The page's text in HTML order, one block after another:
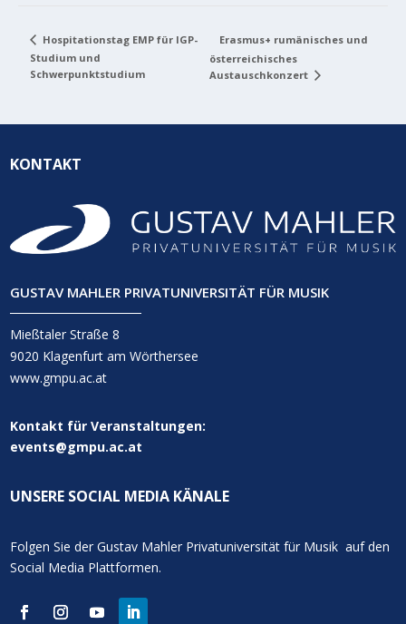
Hospitationstag EMP für IGP-
Studium und
Schwerpunktstudium
Erasmus+ rumänisches und
österreichisches
Austauschkonzert
KONTAKT
GUSTAV MAHLER PRIVATUNIVERSITÄT FÜR MUSIK
Mießtaler Straße 8
9020 Klagenfurt am Wörthersee
www.gmpu.ac.at
Kontakt für Veranstaltungen:
events@gmpu.ac.at
UNSERE SOCIAL MEDIA KÄNALE
Folgen Sie der Gustav Mahler Privatuniversität für Musik auf den
Social Media Plattformen.